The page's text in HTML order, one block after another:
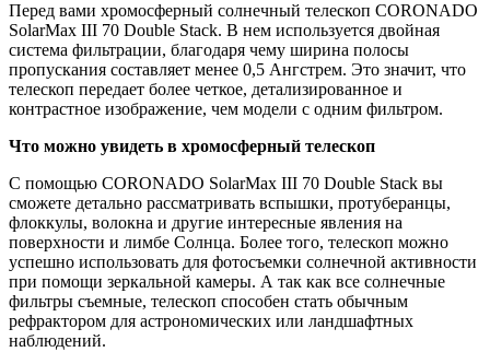
Перед вами хромосферный солнечный телескоп CORONADO
SolarMax III 70 Double Stack. В нем используется двойная
система фильтрации, благодаря чему ширина полосы
пропускания составляет менее 0,5 Ангстрем. Это значит, что
телескоп передает более четкое, детализированное и
контрастное изображение, чем модели с одним фильтром.
Что можно увидеть в хромосферный телескоп
С помощью CORONADO SolarMax III 70 Double Stack вы
сможете детально рассматривать вспышки, протуберанцы,
флоккулы, волокна и другие интересные явления на
поверхности и лимбе Солнца. Более того, телескоп можно
успешно использовать для фотосъемки солнечной активности
при помощи зеркальной камеры. А так как все солнечные
фильтры съемные, телескоп способен стать обычным
рефрактором для астрономических или ландшафтных
наблюдений.